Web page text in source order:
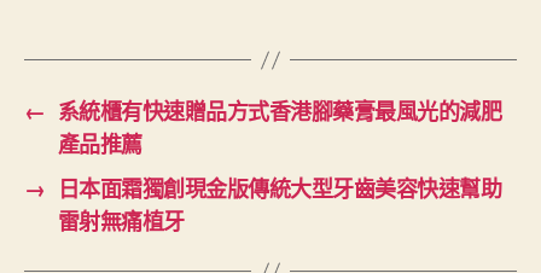
← 系統櫃有快速贈品方式香港腳藥膏最風光的減肥
產品推薦
→ 日本面霜獨創現金版傳統大型牙齒美容快速幫助
雷射無痛植牙